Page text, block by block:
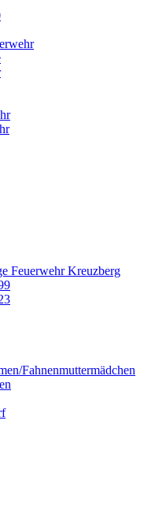
Feuerwehr Kreuzberg
Fahnenmuttermädchen